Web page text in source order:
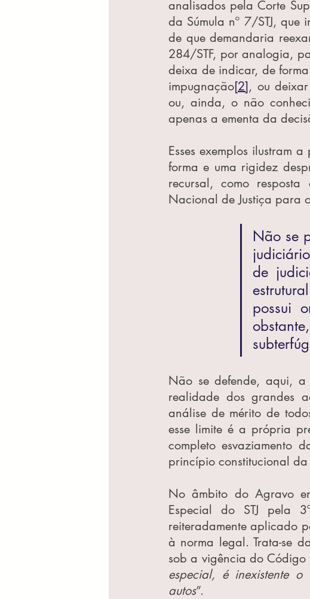
analisados pela Corte
da Súmula nº 7/STJ,
de que demandaria
284/STF, por analogia,
deixa de indicar, de
impugnação[2], ou
ou, ainda, o não
apenas a ementa da
Esses exemplos ilustram
forma e uma rigidez
recursal, como
Nacional de Justiça para
Não se
de
possui
Não se defende, aqui, a
realidade dos grandes
análise de mérito de
esse limite é a própria
completo esvaziamento
princípio constitucional
No âmbito do Agravo
Especial do STJ pela
reiteradamente aplicado
à norma legal. Trata-se
sob a vigência do Código
especial, é inexistente
autos”.